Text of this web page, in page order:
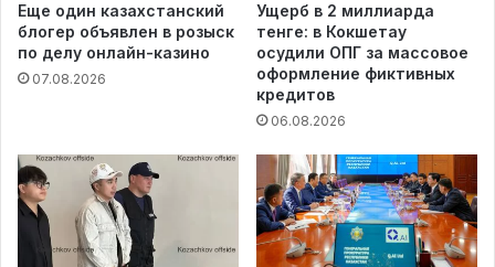
Еще один казахстанский
блогер объявлен в розыск
по делу онлайн-казино
07.08.2026
Ущерб в 2 миллиарда
тенге: в Кокшетау
осудили ОПГ за массовое
оформление фиктивных
кредитов
06.08.2026